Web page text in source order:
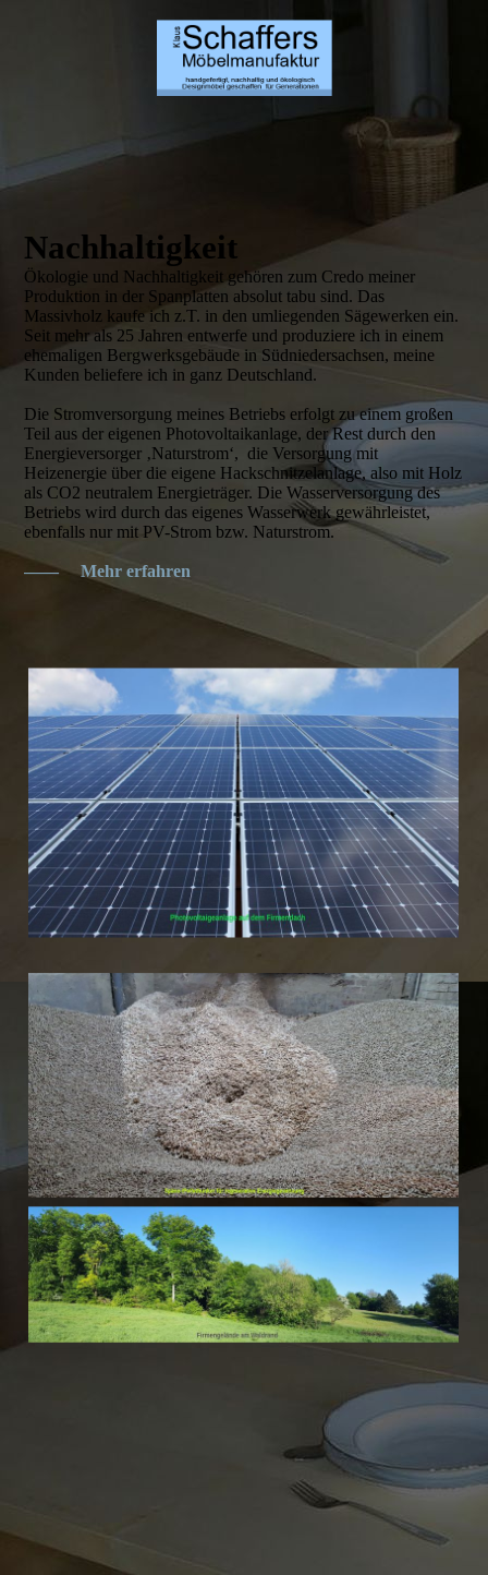
Nachhaltigkeit
Ökologie und Nachhaltigkeit gehören zum Credo meiner
Produktion in der Spanplatten absolut tabu sind. Das
Massivholz kaufe ich z.T. in den umliegenden Sägewerken ein.
Seit mehr als 25 Jahren entwerfe und produziere ich in einem
ehemaligen Bergwerksgebäude in Südniedersachsen, meine
Kunden beliefere ich in ganz Deutschland.
Die Stromversorgung meines Betriebs erfolgt zu einem großen
Teil aus der eigenen Photovoltaikanlage, der Rest durch den
Energieversorger ‚Naturstrom‘, die Versorgung mit
Heizenergie über die eigene Hackschnitzelanlage, also mit Holz
als CO2 neutralem Energieträger. Die Wasserversorgung des
Betriebs wird durch das eigenes Wasserwerk gewährleistet,
ebenfalls nur mit PV-Strom bzw. Naturstrom.
——Mehr erfahren